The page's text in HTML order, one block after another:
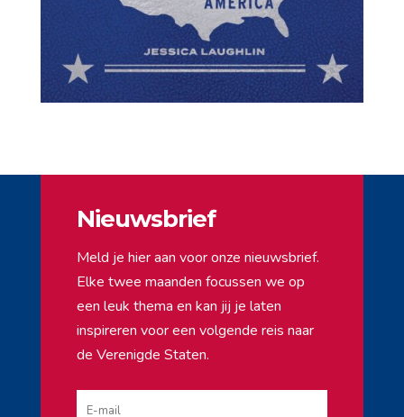
Nieuwsbrief
Meld je hier aan voor onze nieuwsbrief.
Elke twee maanden focussen we op
een leuk thema en kan jij je laten
inspireren voor een volgende reis naar
de Verenigde Staten.